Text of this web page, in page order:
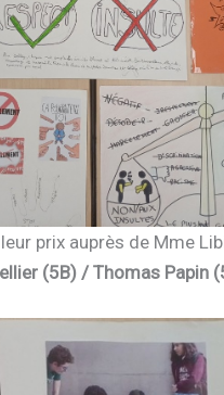
prix auprès de Mme
(5B) / Thomas Papin